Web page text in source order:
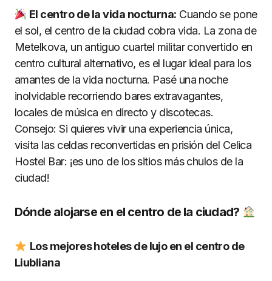
El centro de la vida nocturna: Cuando se pone
el sol, el centro de la ciudad cobra vida. La zona de
Metelkova, un antiguo cuartel militar convertido en
centro cultural alternativo, es el lugar ideal para los
amantes de la vida nocturna. Pasé una noche
inolvidable recorriendo bares extravagantes,
locales de música en directo y discotecas.
Consejo: Si quieres vivir una experiencia única,
visita las celdas reconvertidas en prisión del Celica
Hostel Bar: ¡es uno de los sitios más chulos de la
ciudad!
Dónde alojarse en el centro de la ciudad?
Los mejores hoteles de lujo en el centro de
Liubliana